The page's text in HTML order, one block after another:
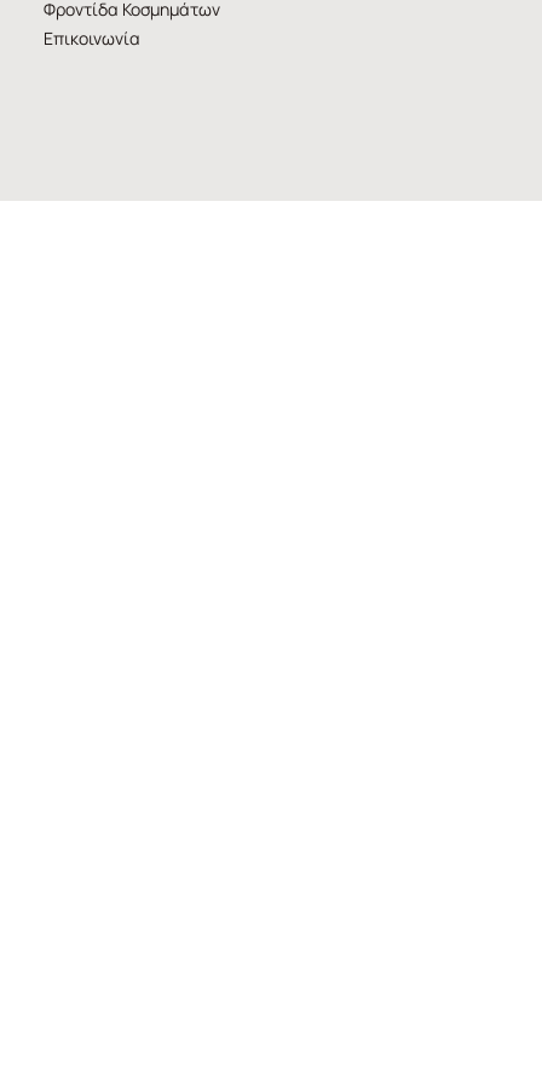
Φροντίδα Κοσμημάτων
Επικοινωνία